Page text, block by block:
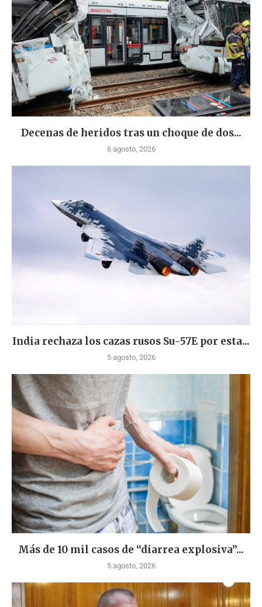
Decenas de heridos tras un choque de dos...
6 agosto, 2026
India rechaza los cazas rusos Su-57E por esta...
5 agosto, 2026
Más de 10 mil casos de “diarrea explosiva”...
5 agosto, 2026